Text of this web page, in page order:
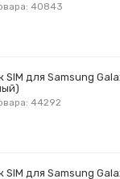
40843
SIM для Samsung
44292
SIM для Samsung